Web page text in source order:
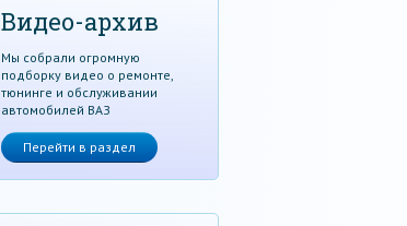
Видео-архив
Мы собрали огромную
подборку видео о ремонте,
тюнинге и обслуживании
автомобилей ВАЗ
Перейти в раздел